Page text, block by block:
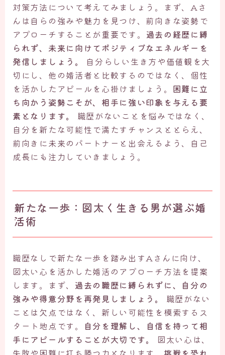
対策方法について考えてみましょう。まず、Aさ
んは自らの強みや魅力を見つけ、前向きな姿勢で
アプローチすることが重要です。 過去の経歴に縛
られず、未来に向けてポジティブなエネルギーを
発信しましょう。
自分らしい生き方や価値観を大
切にし、他の婚活者と比較するのではなく、個性
を活かしたアピールを心掛けましょう。 困難に立
ち向かう姿勢こそが、相手に強い印象を与える要
素となります。
職歴がないことを悩みではなく、
自分を新たな可能性で満たすチャンスととらえ、
前向きに未来のパートナーと出会えるよう、自己
成長にも注力していきましょう。
新たな一歩：図太く生きる男が選ぶ婚
活術
職歴なしで新たな一歩を踏み出すAさんに向け、
図太い心を活かした婚活のアプローチ方法を提案
します。まず、 過去の職歴に縛られずに、自分の
強みや得意分野を再発見しましょう。
職歴がない
ことは欠点ではなく、新しい可能性を模索するス
タート地点です。
自分を理解し、自信を持って相
手にアピールすることが大切です。
図太い心は、